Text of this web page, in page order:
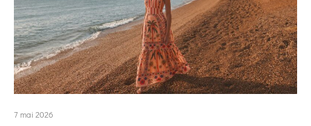
7 mai 2026